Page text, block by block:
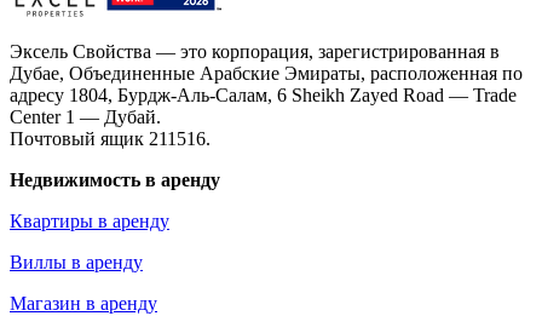
Эксель Свойства — это корпорация, зарегистрированная в
Дубае, Объединенные Арабские Эмираты, расположенная по
адресу 1804, Бурдж-Аль-Салам, 6 Sheikh Zayed Road — Trade
Center 1 — Дубай.
Почтовый ящик 211516.
Недвижимость в аренду
Квартиры в аренду
Виллы в аренду
Магазин в аренду